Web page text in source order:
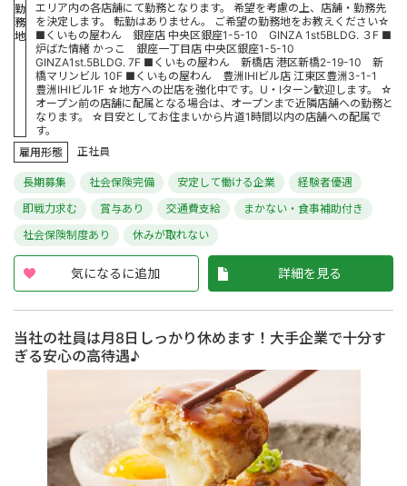
勤
務
地
エリア内の各店舗にて勤務となります。 希望を考慮の上、店舗・勤務先
を決定します。 転勤はありません。 ご希望の勤務地をお教えください☆
■くいもの屋わん 銀座店 中央区銀座1-5-10 GINZA 1st5BLDG. ３F ■
炉ばた情緒 かっこ 銀座一丁目店 中央区銀座1-5-10
GINZA1st.5BLDG. 7F ■くいもの屋わん 新橋店 港区新橋2-19-10 新
橋マリンビル 10F ■くいもの屋わん 豊洲IHIビル店 江東区豊洲3-1-1
豊洲IHIビル1F ☆地方への出店を強化中です。U・Iターン歓迎します。 ☆
オープン前の店舗に配属となる場合は、オープンまで近隣店舗への勤務と
なります。 ☆目安としてお住まいから片道1時間以内の店舗への配属で
す。
雇用形態
正社員
長期募集 社会保険完備 安定して働ける企業
経験者優遇
即戦力求む
賞与あり 交通費支給
まかない・食事補助付き
社会保険制度あり
休みが取れない
気になるに追加 詳細を見る
当社の社員は月8日しっかり休めます！大手企業で十分す
ぎる安心の高待遇♪